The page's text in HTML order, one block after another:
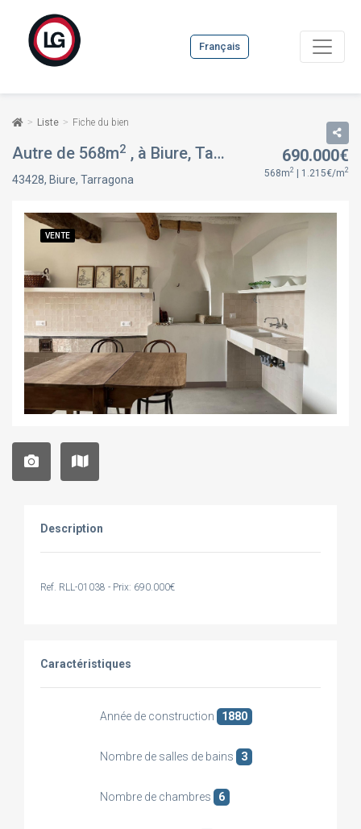
Français
Liste Fiche du bien
Autre de 568m2 , à Biure, Tarragona VENTE
43428, Biure, Tarragona
690.000€
568m2 | 1.215€/m2
VENTE
Description
Ref. RLL-01038 - Prix: 690.000€
Caractéristiques
Année de construction 1880
Nombre de salles de bains 3
Nombre de chambres 6